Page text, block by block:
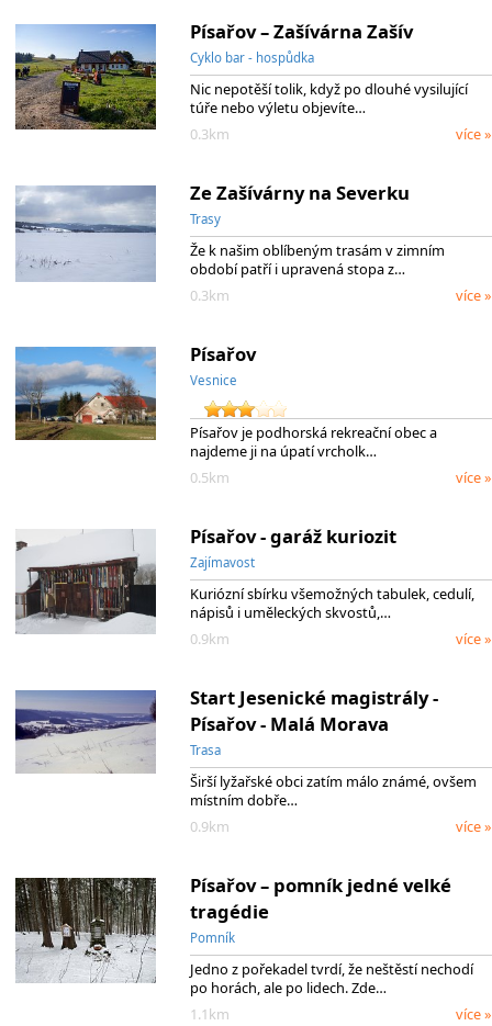
Písařov – Zašívárna Zašív
Cyklo bar - hospůdka
Nic nepotěší tolik, když po dlouhé vysilující
túře nebo výletu objevíte…
0.3km
více »
Ze Zašívárny na Severku
Trasy
Že k našim oblíbeným trasám v zimním
období patří i upravená stopa z…
0.3km
více »
Písařov
Vesnice
Písařov je podhorská rekreační obec a
najdeme ji na úpatí vrcholk…
0.5km
více »
Písařov - garáž kuriozit
Zajímavost
Kuriózní sbírku všemožných tabulek, cedulí,
nápisů i uměleckých skvostů,…
0.9km
více »
Start Jesenické magistrály -
Písařov - Malá Morava
Trasa
Širší lyžařské obci zatím málo známé, ovšem
místním dobře…
0.9km
více »
Písařov – pomník jedné velké
tragédie
Pomník
Jedno z pořekadel tvrdí, že neštěstí nechodí
po horách, ale po lidech. Zde…
1.1km
více »